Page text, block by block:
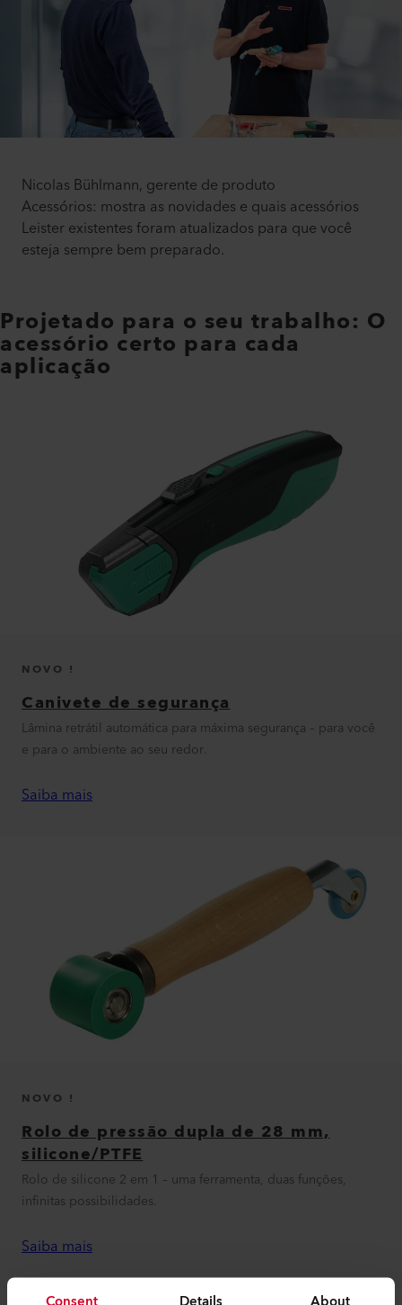
Nicolas Bühlmann, gerente de produto
Acessórios: mostra as novidades e quais acessórios
Leister existentes foram atualizados para que você
esteja sempre bem preparado.
Projetado para o seu trabalho: O
acessório certo para cada
aplicação
NOVO !
Canivete de segurança
Lâmina retrátil automática para máxima segurança – para você
e para o ambiente ao seu redor.
Saiba mais
NOVO !
Rolo de pressão dupla de 28 mm,
silicone/PTFE
Rolo de silicone 2 em 1 – uma ferramenta, duas funções,
infinitas possibilidades.
Saiba mais